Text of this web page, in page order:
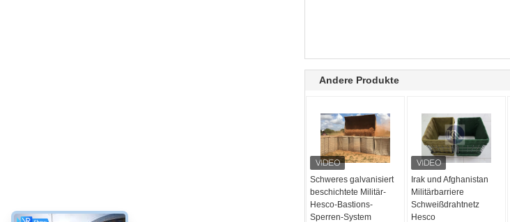
Andere Produkte
Schweres galvanisiert
beschichtete Militär-
Hesco-Bastions-
Sperren-System
Irak und Afghanistan
Militärbarriere
Schweißdrahtnetz
Hesco